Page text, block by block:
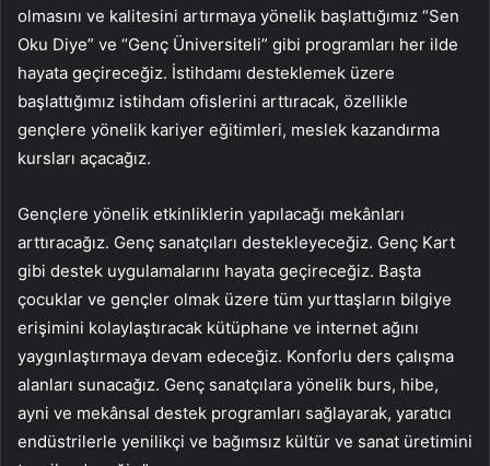
olmasını ve kalitesini artırmaya yönelik başlattığımız “Sen
Oku Diye” ve “Genç Üniversiteli” gibi programları her ilde
hayata geçireceğiz. İstihdamı desteklemek üzere
başlattığımız istihdam ofislerini arttıracak, özellikle
gençlere yönelik kariyer eğitimleri, meslek kazandırma
kursları açacağız.
Gençlere yönelik etkinliklerin yapılacağı mekânları
arttıracağız. Genç sanatçıları destekleyeceğiz. Genç Kart
gibi destek uygulamalarını hayata geçireceğiz. Başta
çocuklar ve gençler olmak üzere tüm yurttaşların bilgiye
erişimini kolaylaştıracak kütüphane ve internet ağını
yaygınlaştırmaya devam edeceğiz. Konforlu ders çalışma
alanları sunacağız. Genç sanatçılara yönelik burs, hibe,
ayni ve mekânsal destek programları sağlayarak, yaratıcı
endüstrilerle yenilikçi ve bağımsız kültür ve sanat üretimini